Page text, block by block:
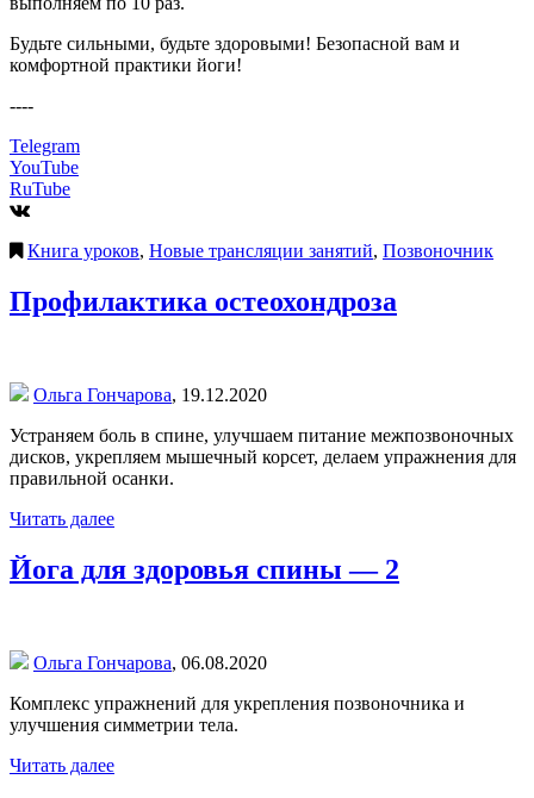
Будьте сильными, будьте здоровыми! Безопасной вам и
комфортной практики йоги!
----
Telegram
YouTube
RuTube
Книга уроков, Новые трансляции занятий, Позвоночник
Профилактика остеохондроза
Ольга Гончарова, 19.12.2020
Устраняем боль в спине, улучшаем питание межпозвоночных
дисков, укрепляем мышечный корсет, делаем упражнения для
правильной осанки.
Читать далее
Йога для здоровья спины — 2
Ольга Гончарова, 06.08.2020
Комплекс упражнений для укрепления позвоночника и
улучшения симметрии тела.
Читать далее